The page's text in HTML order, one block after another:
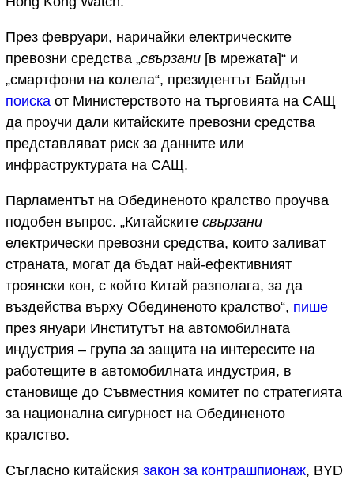
През февруари, наричайки електрическите
превозни средства „свързани [в мрежата]“ и
„смартфони на колела“, президентът Байдън
поиска от Министерството на търговията на САЩ
да проучи дали китайските превозни средства
представляват риск за данните или
инфраструктурата на САЩ.
Парламентът на Обединеното кралство проучва
подобен въпрос. „Китайските свързани
електрически превозни средства, които заливат
страната, могат да бъдат най-ефективният
троянски кон, с който Китай разполага, за да
въздейства върху Обединеното кралство“, пише
през януари Институтът на автомобилната
индустрия – група за защита на интересите на
работещите в автомобилната индустрия, в
становище до Съвместния комитет по стратегията
за национална сигурност на Обединеното
кралство.
Съгласно китайския закон за контрашпионаж, BYD